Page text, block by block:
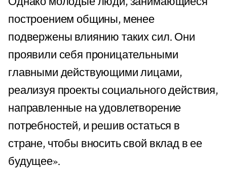
построением общины, менее
подвержены влиянию таких сил. Они
проявили себя проницательными
главными действующими лицами,
реализуя проекты социального действия,
направленные на удовлетворение
потребностей, и решив остаться в
стране, чтобы вносить свой вклад в ее
будущее».